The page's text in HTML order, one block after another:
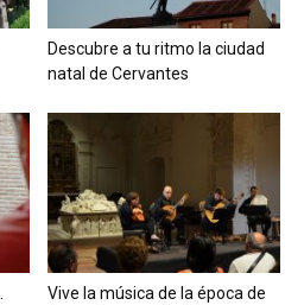
Descubre a tu ritmo la ciudad
natal de Cervantes
Vive la música de la época de